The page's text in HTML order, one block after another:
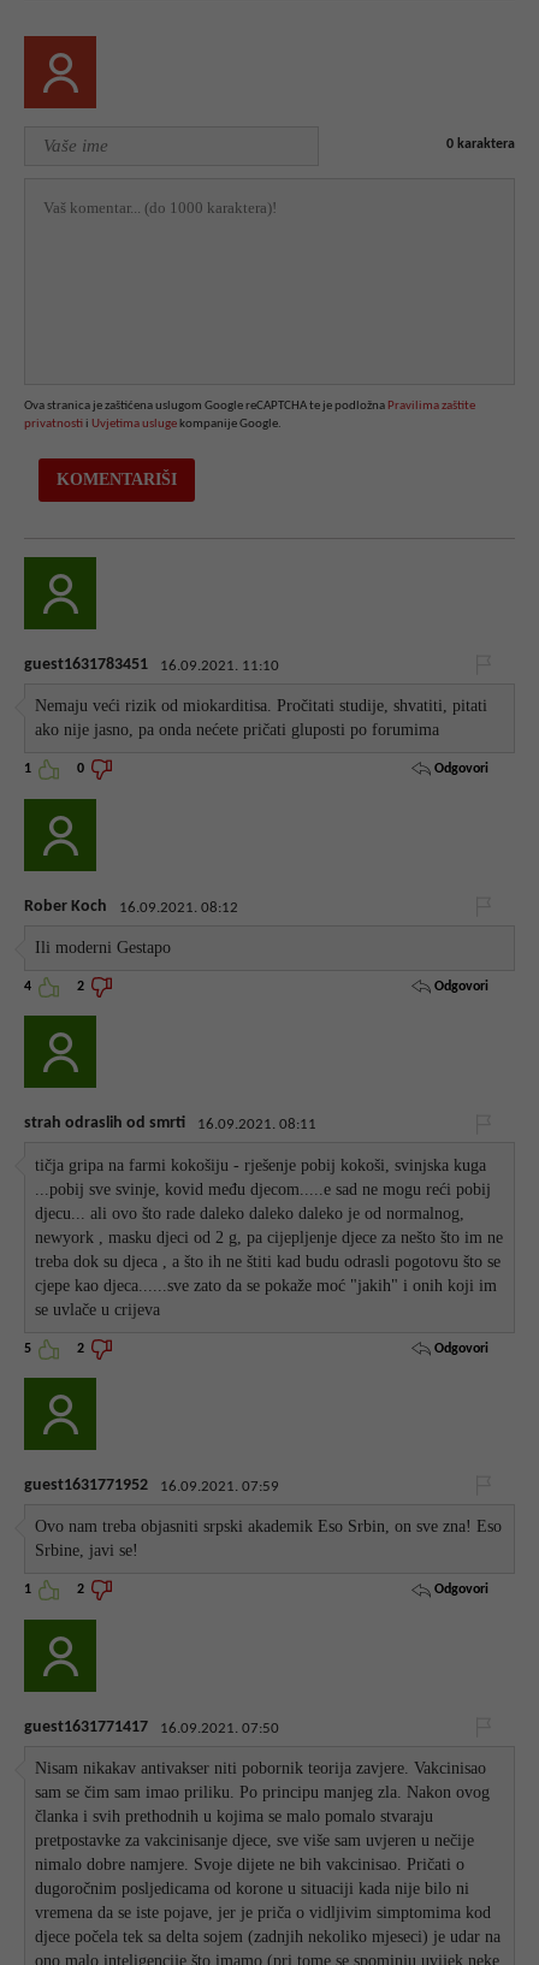
0 karaktera
Ova stranica je zaštićena uslugom Google reCAPTCHA te je podložna Pravilima zaštite
privatnosti i Uvjetima usluge kompanije Google.
guest1631783451 16.09.2021. 11:10
Nemaju veći rizik od miokarditisa. Pročitati studije, shvatiti, pitati
ako nije jasno, pa onda nećete pričati gluposti po forumima
1 0 Odgovori
Rober Koch 16.09.2021. 08:12
Ili moderni Gestapo
4 2 Odgovori
strah odraslih od smrti 16.09.2021. 08:11
tičja gripa na farmi kokošiju - rješenje pobij kokoši, svinjska kuga
...pobij sve svinje, kovid među djecom.....e sad ne mogu reći pobij
djecu... ali ovo što rade daleko daleko daleko je od normalnog,
newyork , masku djeci od 2 g, pa cijepljenje djece za nešto što im ne
treba dok su djeca , a što ih ne štiti kad budu odrasli pogotovu što se
cjepe kao djeca......sve zato da se pokaže moć "jakih" i onih koji im
se uvlače u crijeva
5 2 Odgovori
guest1631771952 16.09.2021. 07:59
Ovo nam treba objasniti srpski akademik Eso Srbin, on sve zna! Eso
Srbine, javi se!
1 2 Odgovori
guest1631771417 16.09.2021. 07:50
Nisam nikakav antivakser niti pobornik teorija zavjere. Vakcinisao
sam se čim sam imao priliku. Po principu manjeg zla. Nakon ovog
članka i svih prethodnih u kojima se malo pomalo stvaraju
pretpostavke za vakcinisanje djece, sve više sam uvjeren u nečije
nimalo dobre namjere. Svoje dijete ne bih vakcinisao. Pričati o
dugoročnim posljedicama od korone u situaciji kada nije bilo ni
vremena da se iste pojave, jer je priča o vidljivim simptomima kod
djece počela tek sa delta sojem (zadnjih nekoliko mjeseci) je udar na
ono malo inteligencije što imamo (pri tome se spominju uvijek neke